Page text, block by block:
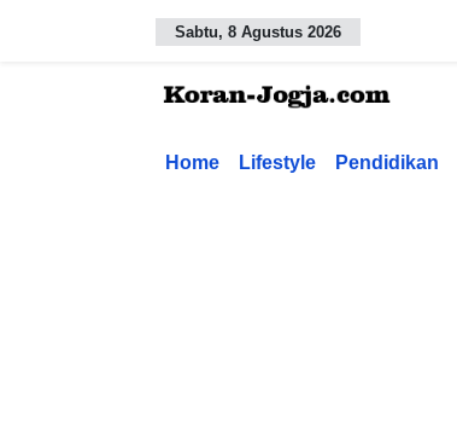
Sabtu, 8 Agustus 2026
Home Lifestyle Pendidikan